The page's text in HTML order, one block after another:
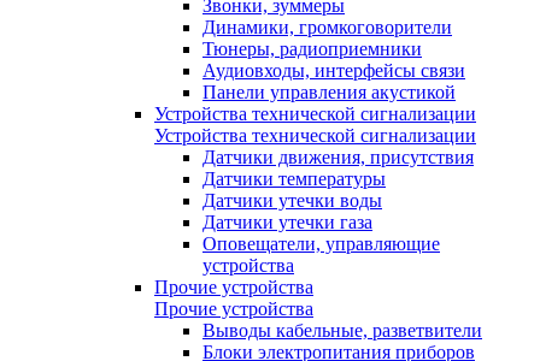
Звонки, зуммеры
Динамики, громкоговорители
Тюнеры, радиоприемники
Аудиовходы, интерфейсы связи
Панели управления акустикой
Устройства технической сигнализации
Устройства технической сигнализации
Датчики движения, присутствия
Датчики температуры
Датчики утечки воды
Датчики утечки газа
Оповещатели, управляющие
устройства
Прочие устройства
Прочие устройства
Выводы кабельные, разветвители
Блоки электропитания приборов